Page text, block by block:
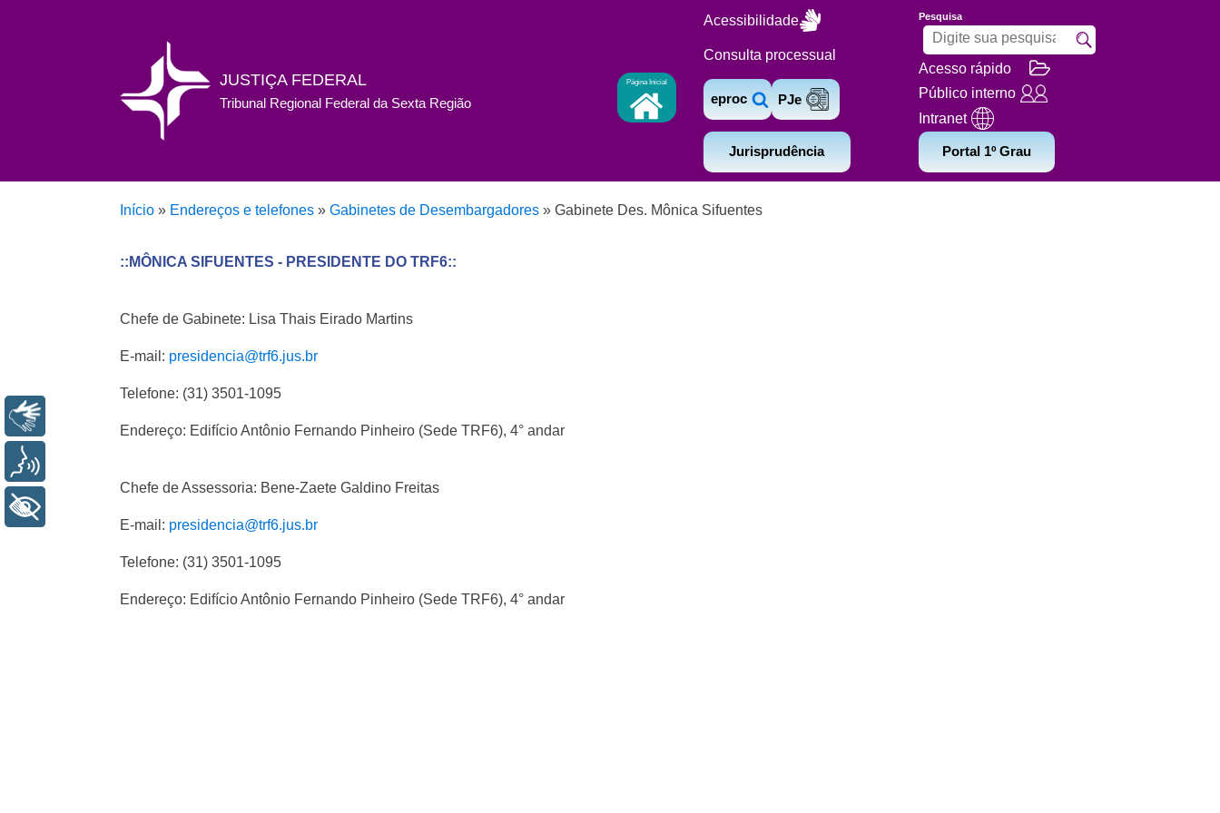
JUSTIÇA FEDERAL
Tribunal Regional Federal da Sexta Região
Página Inicial
Acessibilidade
Consulta processual
eproc PJe
Jurisprudência
Pesquisa
Acesso rápido
Público interno
Intranet
Portal 1º Grau
Início » Endereços e telefones » Gabinetes de Desembargadores » Gabinete Des. Mônica Sifuentes
::MÔNICA SIFUENTES - PRESIDENTE DO TRF6::
Chefe de Gabinete: Lisa Thais Eirado Martins
E-mail: presidencia@trf6.jus.br
Telefone: (31) 3501-1095
Endereço: Edifício Antônio Fernando Pinheiro (Sede TRF6), 4° andar
Chefe de Assessoria: Bene-Zaete Galdino Freitas
E-mail: presidencia@trf6.jus.br
Telefone: (31) 3501-1095
Endereço: Edifício Antônio Fernando Pinheiro (Sede TRF6), 4° andar